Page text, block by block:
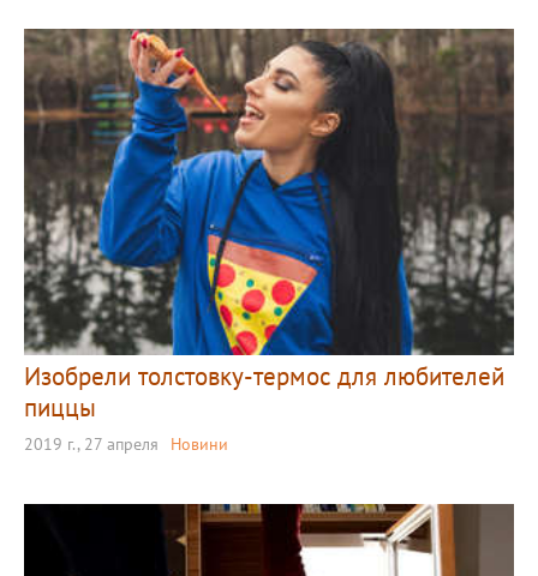
Изобрели толстовку-термос для любителей
пиццы
2019 г., 27 апреля Новини